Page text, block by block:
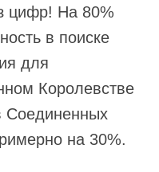
цифр! На 80%
в поиске
для
Королевстве
Соединенных
на 30%.